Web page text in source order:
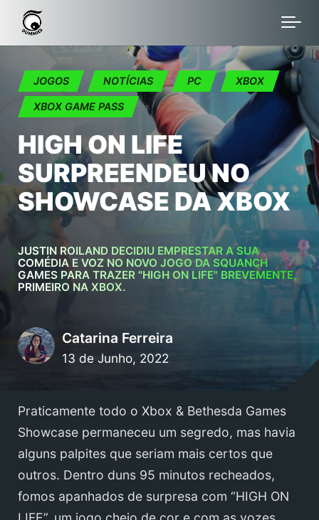
Skip to main content
JOGOS NOTÍCIAS PC XBOX
XBOX GAME PASS
HIGH ON LIFE
SURPREENDEU NO
SHOWCASE DA XBOX
JUSTIN ROILAND DECIDIU EMPRESTAR A SUA
COMÉDIA E VOZ NO NOVO JOGO DA SQUANCH
GAMES PARA TRAZER "HIGH ON LIFE" BREVEMENTE,
PRIMEIRO NA XBOX.
13 de Junho, 2022
Catarina Ferreira
Praticamente todo o Xbox & Bethesda Games
Showcase permaneceu um segredo, mas havia
alguns palpites que seriam mais certos que
outros. Dentro duns 95 minutos recheados,
fomos apanhados de surpresa com “HIGH ON